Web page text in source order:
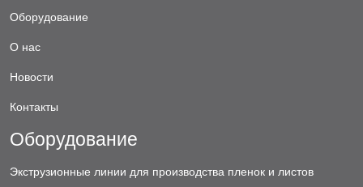
Оборудование
О нас
Новости
Контакты
Оборудование
Экструзионные линии для производства пленок и листов